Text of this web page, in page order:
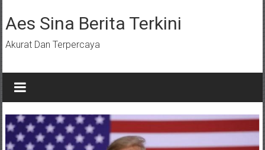
ke
konten
Aes Sina Berita Terkini
Akurat Dan Terpercaya